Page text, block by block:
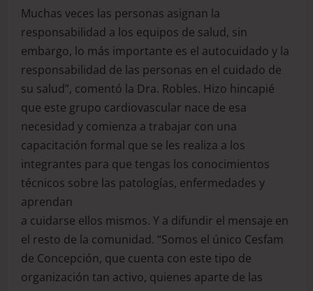
Muchas veces las personas asignan la
responsabilidad a los equipos de salud, sin
embargo, lo más importante es el autocuidado y la
responsabilidad de las personas en el cuidado de
su salud”, comentó la Dra. Robles. Hizo hincapié
que este grupo cardiovascular nace de esa
necesidad y comienza a trabajar con una
capacitación formal que se les realiza a los
integrantes para que tengas los conocimientos
técnicos sobre las patologías, enfermedades y
aprendan
a cuidarse ellos mismos. Y a difundir el mensaje en
el resto de la comunidad. “Somos el único Cesfam
de Concepción, que cuenta con este tipo de
organización tan activo, quienes aparte de las